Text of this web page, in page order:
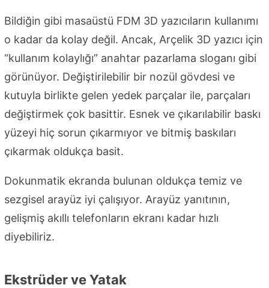
Bildiğin gibi masaüstü FDM 3D yazıcıların kullanımı
o kadar da kolay değil. Ancak, Arçelik 3D yazıcı için
“kullanım kolaylığı” anahtar pazarlama sloganı gibi
görünüyor. Değiştirilebilir bir nozül gövdesi ve
kutuyla birlikte gelen yedek parçalar ile, parçaları
değiştirmek çok basittir. Esnek ve çıkarılabilir baskı
yüzeyi hiç sorun çıkarmıyor ve bitmiş baskıları
çıkarmak oldukça basit.
Dokunmatik ekranda bulunan oldukça temiz ve
sezgisel arayüz iyi çalışıyor. Arayüz yanıtının,
gelişmiş akıllı telefonların ekranı kadar hızlı
diyebiliriz.
Ekstrüder ve Yatak